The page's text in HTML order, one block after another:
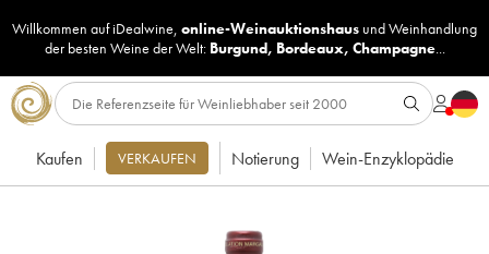
Willkommen auf iDealwine, online-Weinauktionshaus undWeinhandlung
der besten Weine der Welt: Burgund, Bordeaux, Champagne...
Kaufen VERKAUFEN Notierung Wein-Enzyklopädie